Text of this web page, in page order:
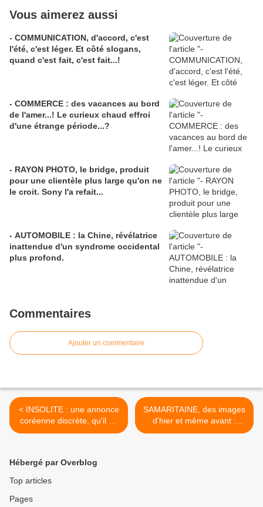
Vous aimerez aussi
- COMMUNICATION, d'accord, c'est
l'été, c'est léger. Et côté slogans,
quand c'est fait, c'est fait...!
- COMMERCE : des vacances au bord
de l'amer...! Le curieux chaud effroi
d'une étrange période...?
- RAYON PHOTO, le bridge, produit
pour une clientèle plus large qu'on ne
le croit. Sony l'a refait...
- AUTOMOBILE : la Chine, révélatrice
inattendue d'un syndrome occidental
plus profond.
Commentaires
Ajouter un commentaire
< INSOLITE : une annonce
coréenne discrète, qu'il ne
faudrait surtout pas prendre
SAMARITAINE, des images
d'hier et même avant :
quand, pour grandir, il fallait
Hébergé par Overblog
Top articles
Pages